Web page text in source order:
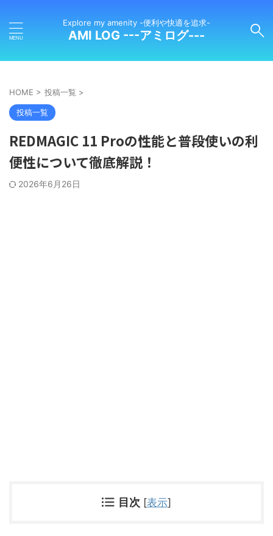
Explore my amenity -便利や快適を追求-
AMI LOG ---アミログ---
HOME > 投稿一覧 >
投稿一覧
REDMAGIC 11 Proの性能と普段使いの利
便性について徹底解説！
2026年6月26日
目次 [表示]